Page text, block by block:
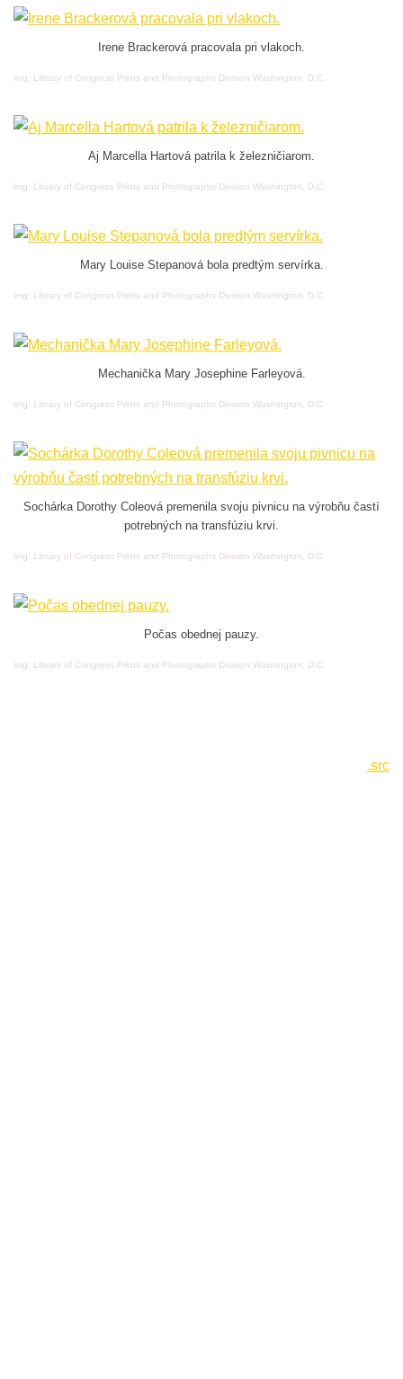
Irene Brackerová pracovala pri vlakoch.
img: Library of Congress Prints and Photographs Division Washington, D.C.
Aj Marcella Hartová patrila k železničiarom.
img: Library of Congress Prints and Photographs Division Washington, D.C.
Mary Louise Stepanová bola predtým servírka.
img: Library of Congress Prints and Photographs Division Washington, D.C.
Mechanička Mary Josephine Farleyová.
img: Library of Congress Prints and Photographs Division Washington, D.C.
Sochárka Dorothy Coleová premenila svoju pivnicu na výrobňu častí
potrebných na transfúziu krvi.
img: Library of Congress Prints and Photographs Division Washington, D.C.
Počas obednej pauzy.
img: Library of Congress Prints and Photographs Division Washington, D.C.
.src